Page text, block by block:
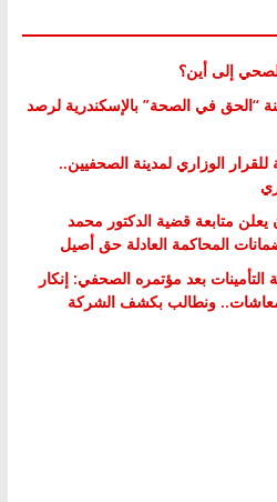
إلى أين؟
“الحق في الصحة” بالإسكندرية لرصد
الوزاري لمدينة الصحفيين..
متابعة قضية الدكتور محمد
المحاكمة العادلة حق أصيل
بعد مؤتمره الصحفي: إنكار
ونطالب بكشف الشركة